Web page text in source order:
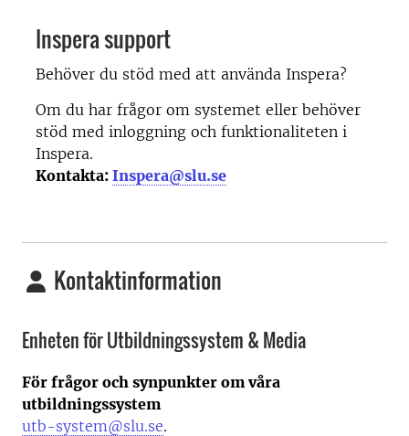
Inspera support
Behöver du stöd med att använda Inspera?
Om du har frågor om systemet eller behöver
stöd med inloggning och funktionaliteten i
Inspera.
Kontakta: Inspera@slu.se
Kontaktinformation
Enheten för Utbildningssystem & Media
För frågor och synpunkter om våra
utbildningssystem
utb-system@slu.se.